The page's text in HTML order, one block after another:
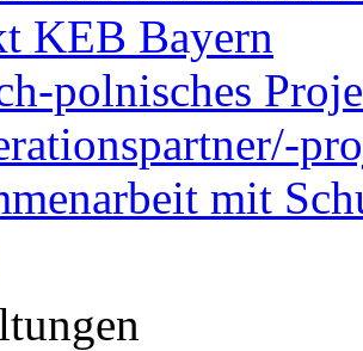
KEB Bayern
polnisches
mit